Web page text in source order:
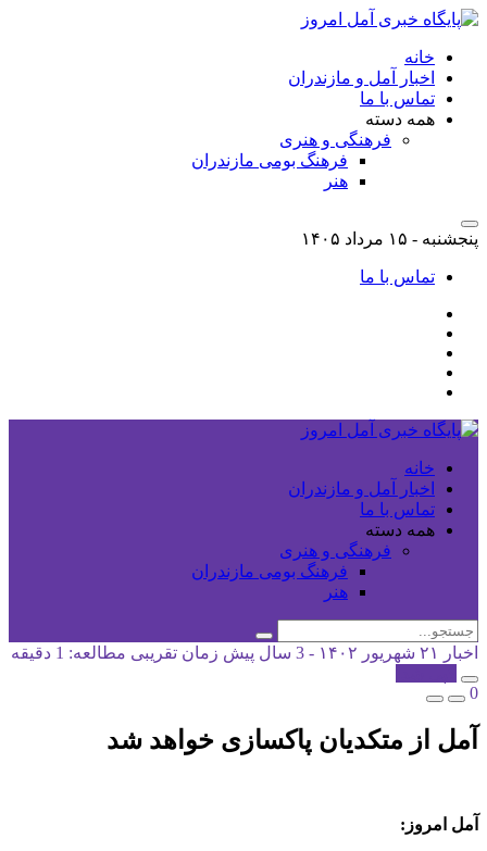
خانه
اخبار آمل و مازندران
تماس با ما
همه دسته
فرهنگی و هنری
فرهنگ بومی مازندران
هنر
پنجشنبه - ۱۵ مرداد ۱۴۰۵
تماس با ما
خانه
اخبار آمل و مازندران
تماس با ما
همه دسته
فرهنگی و هنری
فرهنگ بومی مازندران
هنر
اخبار ۲۱ شهریور ۱۴۰۲ - 3 سال پیش
زمان تقریبی مطالعه: 1 دقیقه
0
آمل از متکدیان پاکسازی خواهد شد
آمل امروز: